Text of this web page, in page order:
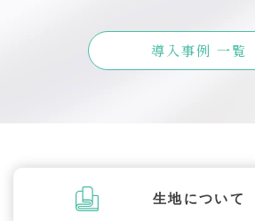
導入事例 一覧
生地について